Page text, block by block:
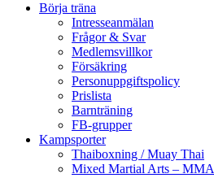
Börja träna
Intresseanmälan
Frågor & Svar
Medlemsvillkor
Försäkring
Personuppgiftspolicy
Prislista
Barnträning
FB-grupper
Kampsporter
Thaiboxning / Muay Thai
Mixed Martial Arts – MMA